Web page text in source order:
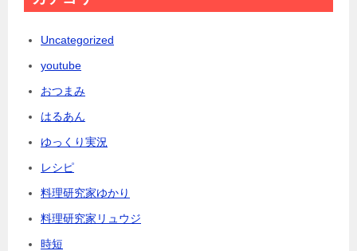
Uncategorized
youtube
おつまみ
はるあん
ゆっくり実況
レシピ
料理研究家ゆかり
料理研究家リュウジ
時短